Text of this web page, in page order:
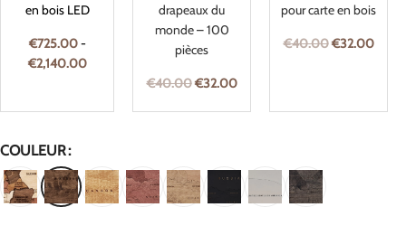
en bois LED
€725.00-
€2,140.00
pièces
drapeaux du
monde – 100
pièces
€40.00€32.00
pour carte en bois
€40.00€32.00
COULEUR